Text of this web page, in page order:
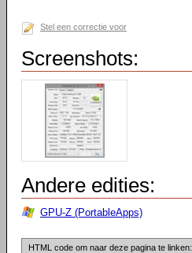
Stel een correctie voor
Screenshots:
Andere edities:
GPU-Z (PortableApps)
HTML code om naar deze pagina te linken: